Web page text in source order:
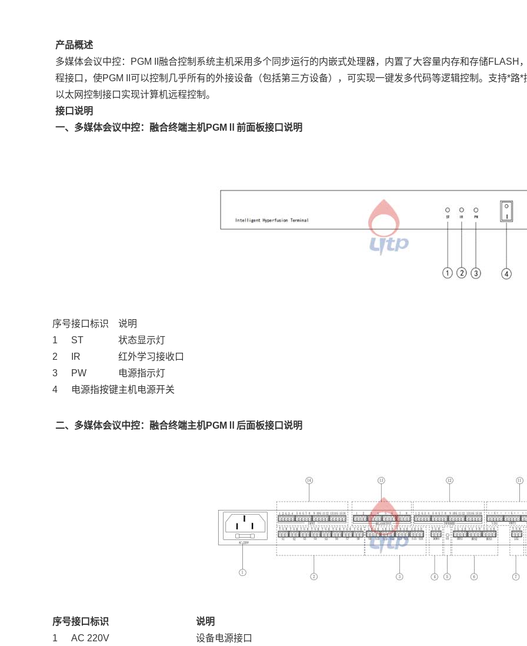
产品概述
多媒体会议中控：PGM II融合控制系统主机采用多个同步运行的内嵌式处理器，内置了大容量内存和存储FLASH
程接口，使PGM II可以控制几乎所有的外接设备（包括第三方设备），可实现一键发多代码等逻辑控制。支持*路
以太网控制接口实现计算机远程控制。
接口说明
一、 多媒体会议中控：融合终端主机PGMⅡ 前面板接口说明
序号接口标识
说明
1
ST
状态显示灯
2
IR
红外学习接收口
3
PW
电源指示灯
4
电源指按键主机电源开关
二、多媒体会议中控：融合终端主机PGMⅡ后面板接口说明
序号接口标识
说明
1
AC 220V
设备电源接口